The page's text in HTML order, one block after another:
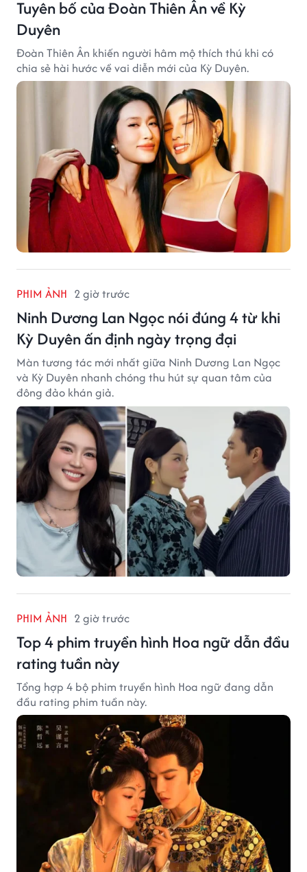
Tuyên bố của Đoàn Thiên Ân về Kỳ
Duyên
Đoàn Thiên Ân khiến người hâm mộ thích thú khi có
chia sẻ hài hước về vai diễn mới của Kỳ Duyên.
PHIM ẢNH 2 giờ trước
Ninh Dương Lan Ngọc nói đúng 4 từ khi
Kỳ Duyên ấn định ngày trọng đại
Màn tương tác mới nhất giữa Ninh Dương Lan Ngọc
và Kỳ Duyên nhanh chóng thu hút sự quan tâm của
đông đảo khán giả.
PHIM ẢNH 2 giờ trước
Top 4 phim truyền hình Hoa ngữ dẫn đầu
rating tuần này
Tổng hợp 4 bộ phim truyền hình Hoa ngữ đang dẫn
đầu rating phim tuần này.